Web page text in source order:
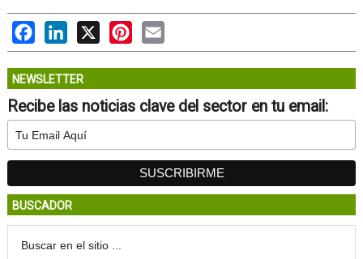
FacebookLinkedIn
X PinterestEmail
NEWSLETTER
Recibe las noticias clave del sector en tu email:
BUSCADOR